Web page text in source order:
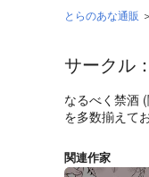
とらのあな通販
サークル
なるべく禁酒 (
を多数揃えて
関連作家